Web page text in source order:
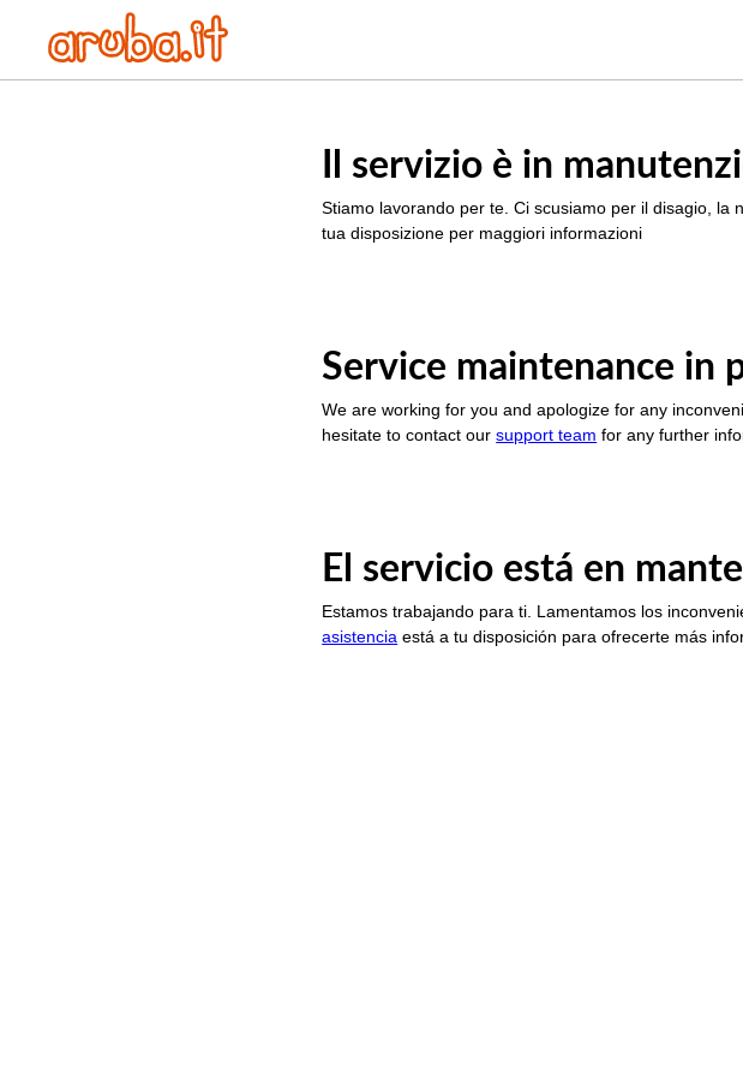
Il servizio è in
Stiamo lavorando per te. Ci scusiamo per il disagio, la
tua disposizione per maggiori informazioni
Service maintenance in
We are working for you and apologize for any
hesitate to contact oursupport team for any further
El servicio está en
Estamos trabajando para ti. Lamentamos los
asistencia está a tu disposición para ofrecerte más